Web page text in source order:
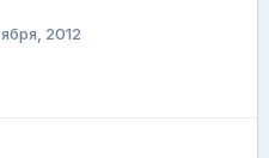
2012